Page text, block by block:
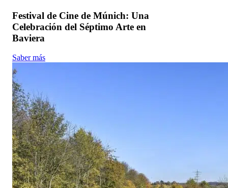
Festival de Cine de Múnich: Una
Celebración del Séptimo Arte en
Baviera
Saber más